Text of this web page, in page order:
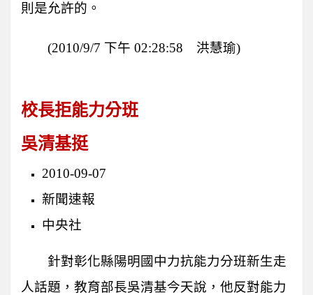
則是允許的。
(2010/9/7 下午 02:28:58 洪慧瑜)
校長拒能力分班
吳清基挺
2010-09-07
新聞速報
中央社
針對彰化縣陽明國中力抗能力分班新生走
人話題，教育部長吳清基今天說，他反對能力